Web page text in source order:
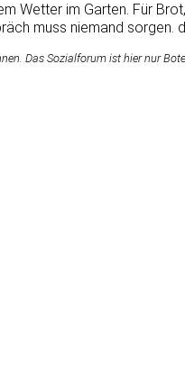
Wetter im Garten. Für
muss niemand sorgen.
Das Sozialforum ist hier nur